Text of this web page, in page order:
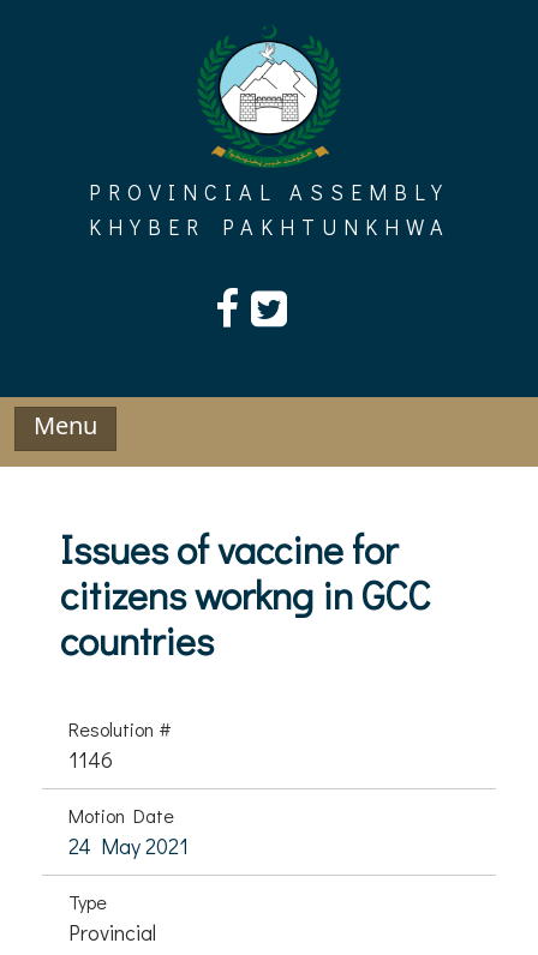
PROVINCIAL ASSEMBLY
KHYBER PAKHTUNKHWA
Menu
Issues of vaccine for
citizens workng in GCC
countries
Resolution #
1146
Motion Date
24 May 2021
Type
Provincial